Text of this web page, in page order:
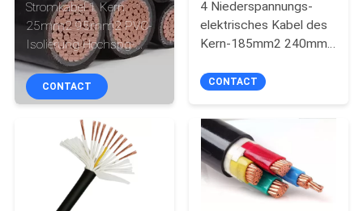
TRETEN
SIE
MIT
VERBINDUNG
Stromkabel 1 Kern
25mm2 95mm2 PVC-
Isolierung Hochspg-
600V/1000V
CONTACT
4 Niederspannungs-
elektrisches Kabel des
Kern-185mm2 240mm2
CONTACT